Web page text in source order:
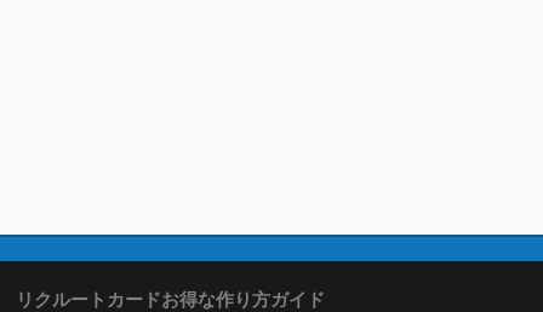
リクルートカードお得な作り方ガイド